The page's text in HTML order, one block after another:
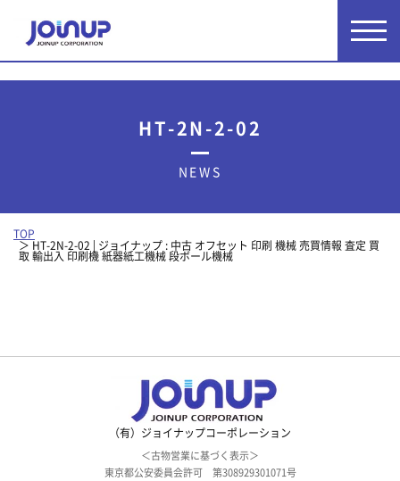
HT-2N-2-02
NEWS
TOP
HT-2N-2-02 | ジョイナップ : 中古 オフセット 印刷 機械 売買情報 査定 買
取 輸出入 印刷機 紙器紙工機械 段ボール機械
（有）ジョイナップコーポレーション
＜古物営業に基づく表示＞
東京都公安委員会許可 第308929301071号